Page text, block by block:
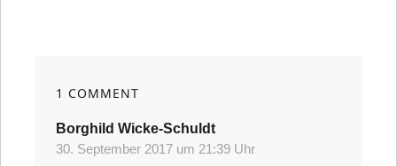
1 COMMENT
Borghild Wicke-Schuldtsagt:
30. September 2017 um 21:39 Uhr